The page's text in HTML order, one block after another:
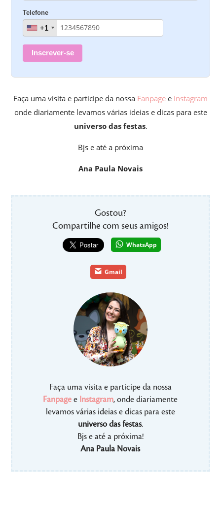
Telefone
+1
+1
Inscrever-se
Faça uma visita e participe da nossa Fanpage e Instagram
onde diariamente levamos várias ideias e dicas para este
universo das festas.
Bjs e até a próxima
Ana Paula Novais
Gostou?
Compartilhe com seus amigos!
WhatsApp
Gmail
Faça uma visita e participe da nossa
Fanpage e Instagram, onde diariamente
levamos várias ideias e dicas para este
universo das festas.
Bjs e até a próxima!
Ana Paula Novais